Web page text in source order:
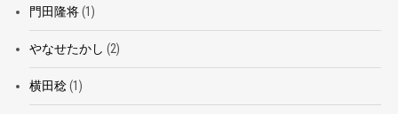
門田隆将(1)
やなせたかし (2)
横田稔(1)